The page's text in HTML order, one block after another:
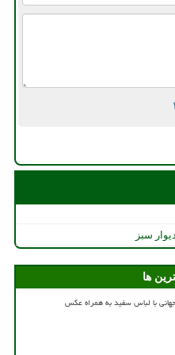
سبز
ها
با لباس سفید به همراه عکس